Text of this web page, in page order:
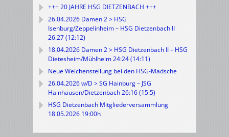
+++ 20 JAHRE HSG DIETZENBACH +++
26.04.2026 Damen 2 > HSG
Isenburg/Zeppelinheim – HSG Dietzenbach II
26:27 (12:12)
18.04.2026 Damen 2 > HSG Dietzenbach II – HSG
Dietesheim/Mühlheim 24:24 (14:11)
Neue Weichenstellung bei den HSG-Mädsche
26.04.2026 w/D > SG Hainburg – JSG
Hainhausen/Dietzenbach 26:16 (15:5)
HSG Dietzenbach Mitgliederversammlung
18.05.2026 19:00h